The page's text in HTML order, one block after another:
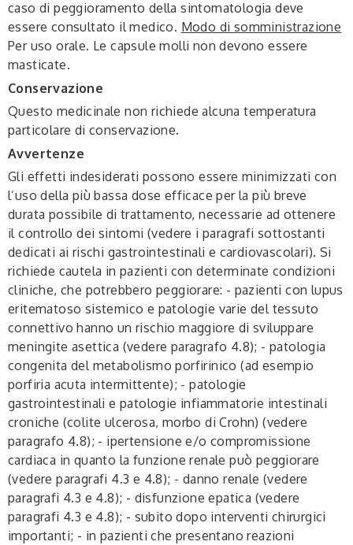
caso di peggioramento della sintomatologia deve
essere consultato il medico. Modo di somministrazione
Per uso orale. Le capsule molli non devono essere
masticate.
Conservazione
Questo medicinale non richiede alcuna temperatura
particolare di conservazione.
Avvertenze
Gli effetti indesiderati possono essere minimizzati con
l’uso della più bassa dose efficace per la più breve
durata possibile di trattamento, necessarie ad ottenere
il controllo dei sintomi (vedere i paragrafi sottostanti
dedicati ai rischi gastrointestinali e cardiovascolari). Si
richiede cautela in pazienti con determinate condizioni
cliniche, che potrebbero peggiorare: - pazienti con lupus
eritematoso sistemico e patologie varie del tessuto
connettivo hanno un rischio maggiore di sviluppare
meningite asettica (vedere paragrafo 4.8); - patologia
congenita del metabolismo porfirinico (ad esempio
porfiria acuta intermittente); - patologie
gastrointestinali e patologie infiammatorie intestinali
croniche (colite ulcerosa, morbo di Crohn) (vedere
paragrafo 4.8); - ipertensione e/o compromissione
cardiaca in quanto la funzione renale può peggiorare
(vedere paragrafi 4.3 e 4.8); - danno renale (vedere
paragrafi 4.3 e 4.8); - disfunzione epatica (vedere
paragrafi 4.3 e 4.8); - subito dopo interventi chirurgici
importanti; - in pazienti che presentano reazioni